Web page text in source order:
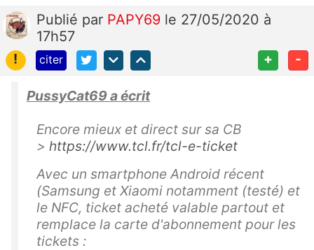
Publié par PAPY69 le 27/05/2020 à
17h57
!
citer + -
PussyCat69 a écrit
Encore mieux et direct sur sa CB
> https://www.tcl.fr/tcl-e-ticket
Avec un smartphone Android récent
(Samsung et Xiaomi notamment (testé) et
le NFC, ticket acheté valable partout et
remplace la carte d'abonnement pour les
tickets :